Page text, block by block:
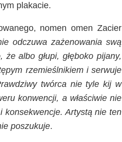
plakacie.
nomen omen Zacier
odczuwa zażenowania swą
albo głupi, głęboko pijany,
rzemieślnikiem i serwuje
twórca nie tyle kij w
konwencji, a właściwie nie
konsekwencje. Artystą nie ten
poszukuje.